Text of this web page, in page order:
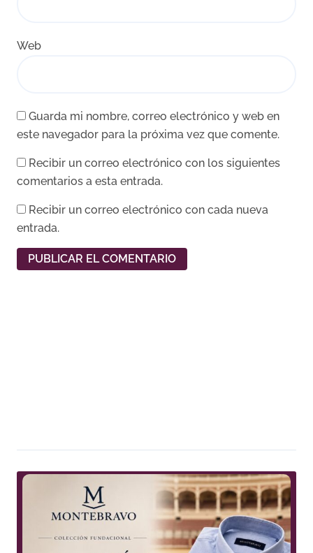
Web
Guarda mi nombre, correo electrónico y web en
este navegador para la próxima vez que comente.
Recibir un correo electrónico con los siguientes
comentarios a esta entrada.
Recibir un correo electrónico con cada nueva
entrada.